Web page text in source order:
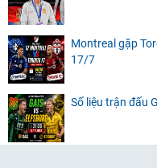
Montreal gặp
17/7
Số liệu trận đấu